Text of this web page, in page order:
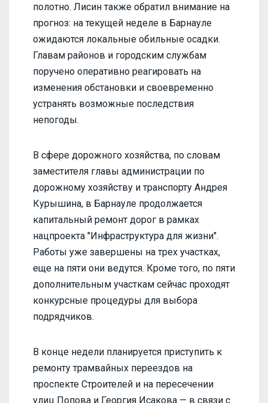
полотно. Лисин также обратил внимание на
прогноз: на текущей неделе в Барнауле
ожидаются локальные обильные осадки.
Главам районов и городским службам
поручено оперативно реагировать на
изменения обстановки и своевременно
устранять возможные последствия
непогоды.
В сфере дорожного хозяйства, по словам
заместителя главы администрации по
дорожному хозяйству и транспорту Андрея
Курышина, в Барнауле продолжается
капитальный ремонт дорог в рамках
нацпроекта "Инфраструктура для жизни".
Работы уже завершены на трех участках,
еще на пяти они ведутся. Кроме того, по пяти
дополнительным участкам сейчас проходят
конкурсные процедуры для выбора
подрядчиков.
В конце недели планируется приступить к
ремонту трамвайных переездов на
проспекте Строителей и на пересечении
улиц Попова и Георгия Исакова — в связи с